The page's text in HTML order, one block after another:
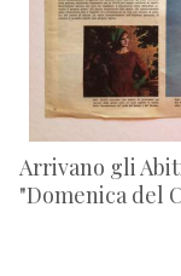
Arrivano gli
"Domenica del